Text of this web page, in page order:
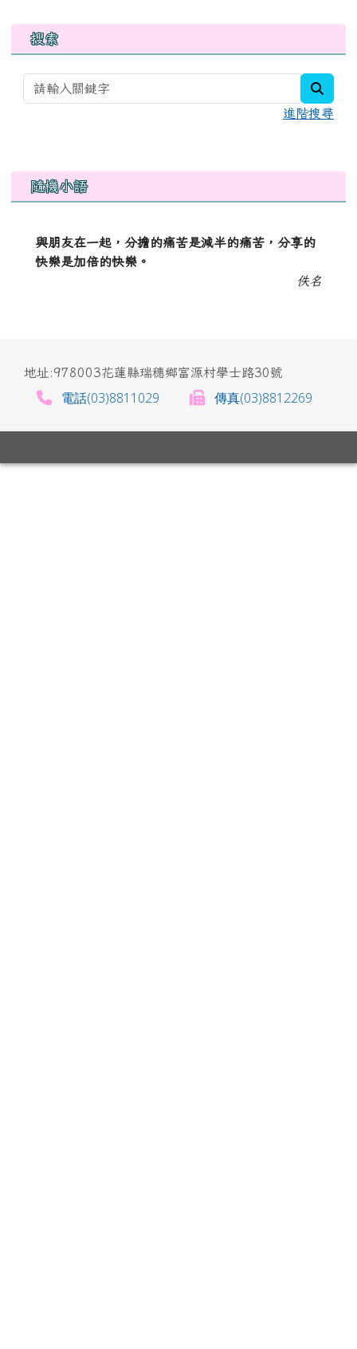
搜索
進階搜尋
右邊區域內容
隨機小語
與朋友在一起，分擔的痛苦是減半的痛苦，分享的
快樂是加倍的快樂。
佚名
地址:978003花蓮縣瑞穗鄉富源村學士路30號
電話(03)8811029 傳真(03)8812269